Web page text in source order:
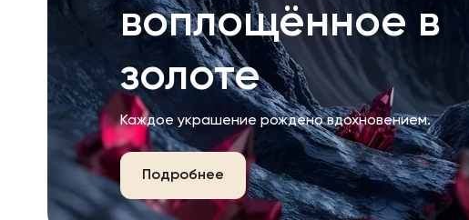
воплощённое в
золоте
Каждое украшение рождено вдохновением.
Подробнее